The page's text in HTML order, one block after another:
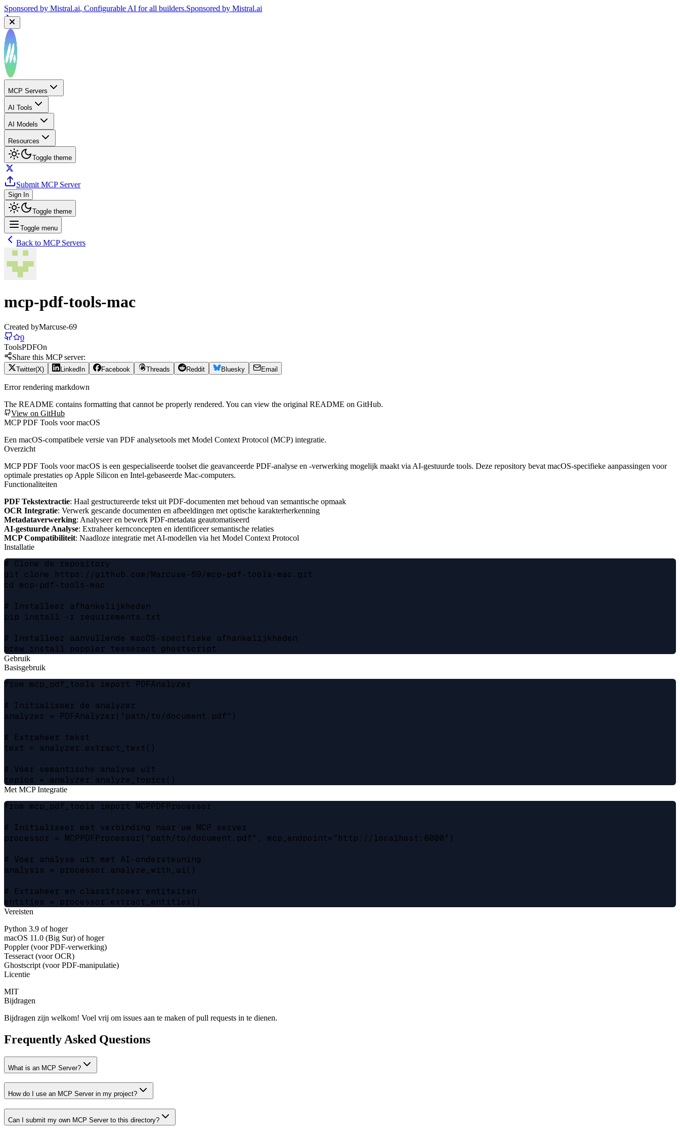
Sponsored by Mistral.ai, Configurable AI for all builders.Sponsored by Mistral.ai
MCP Servers
AI Tools
AI Models
Resources
Toggle theme
Submit MCP Server
Sign In
Toggle theme
Toggle menu
Back to MCP Servers
mcp-pdf-tools-mac
Created byMarcuse-69
0
ToolsPDFOn
Share this MCP server:
Twitter(X) LinkedIn Facebook Threads Reddit Bluesky Email
Error rendering markdown
The README contains formatting that cannot be properly rendered. You can view the original README on GitHub.
View on GitHub
MCP PDF Tools voor macOS
Een macOS-compatibele versie van PDF analysetools met Model Context Protocol (MCP) integratie.
Overzicht
MCP PDF Tools voor macOS is een gespecialiseerde toolset die geavanceerde PDF-analyse en -verwerking mogelijk maakt via AI-gestuurde tools. Deze repository bevat macOS-specifieke aanpassingen voor
optimale prestaties op Apple Silicon en Intel-gebaseerde Mac-computers.
Functionaliteiten
PDF Tekstextractie: Haal gestructureerde tekst uit PDF-documenten met behoud van semantische opmaak
OCR Integratie: Verwerk gescande documenten en afbeeldingen met optische karakterherkenning
Metadataverwerking: Analyseer en bewerk PDF-metadata geautomatiseerd
AI-gestuurde Analyse: Extraheer kernconcepten en identificeer semantische relaties
MCP Compatibiliteit: Naadloze integratie met AI-modellen via het Model Context Protocol
Installatie
# Clone de repository
git clone https://github.com/Marcuse-69/mcp-pdf-tools-mac.git
cd mcp-pdf-tools-mac
# Installeer afhankelijkheden
pip install -r requirements.txt
# Installeer aanvullende macOS-specifieke afhankelijkheden
Gebruik
Basisgebruik
from mcp_pdf_tools import PDFAnalyzer
# Initialiseer de analyzer
analyzer = PDFAnalyzer("path/to/document.pdf")
# Extraheer tekst
text = analyzer.extract_text()
# Voer semantische analyse uit
Met MCP Integratie
from mcp_pdf_tools import MCPPDFProcessor
# Initialiseer met verbinding naar uw MCP server
processor = MCPPDFProcessor("path/to/document.pdf", mcp_endpoint="http://localhost:8000")
# Voer analyse uit met AI-ondersteuning
analysis = processor.analyze_with_ai()
# Extraheer en classificeer entiteiten
Vereisten
Python 3.9 of hoger
macOS 11.0 (Big Sur) of hoger
Poppler (voor PDF-verwerking)
Tesseract (voor OCR)
Ghostscript (voor PDF-manipulatie)
Licentie
MIT
Bijdragen
Bijdragen zijn welkom! Voel vrij om issues aan te maken of pull requests in te dienen.
Frequently Asked Questions
What is an MCP Server?
How do I use an MCP Server in my project?
Can I submit my own MCP Server to this directory?